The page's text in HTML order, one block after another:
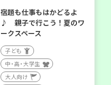
宿題も仕事もはかどるよ
♪ 親子で行こう！夏のワ
ークスペース
子ども
中・高・大学生
大人向け